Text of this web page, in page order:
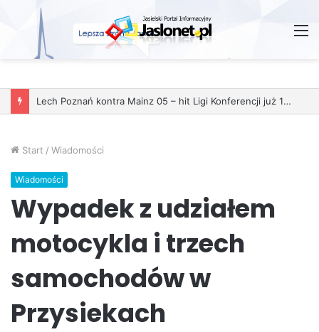
Start / Wiadomości
Wiadomości
Wypadek z udziałem
motocykla i trzech
samochodów w
Przysiekach